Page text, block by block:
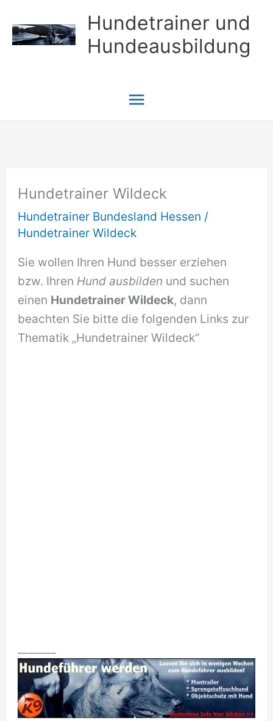
Inhalt
springen
Hundetrainer und
Hundeausbildung
Hauptmenü
Hundetrainer Wildeck
Hundetrainer Bundesland Hessen /
Hundetrainer Wildeck
Sie wollen Ihren Hund besser erziehen
bzw. Ihren Hund ausbilden und suchen
einen Hundetrainer Wildeck, dann
beachten Sie bitte die folgenden Links zur
Thematik „Hundetrainer Wildeck“